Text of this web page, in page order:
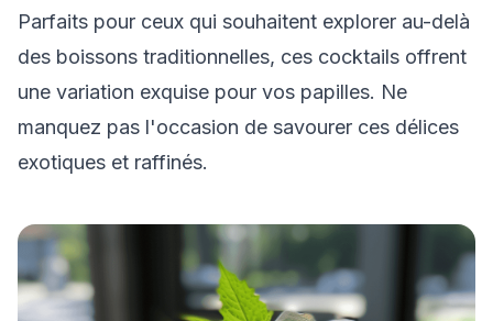
Parfaits pour ceux qui souhaitent explorer au-delà
des boissons traditionnelles, ces cocktails offrent
une variation exquise pour vos papilles. Ne
manquez pas l'occasion de savourer ces délices
exotiques et raffinés.